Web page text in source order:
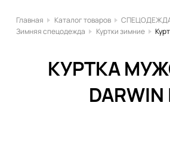
Главная Каталог товаров
Зимняя спецодежда
Куртки зимние
КУРТКА
DARWIN